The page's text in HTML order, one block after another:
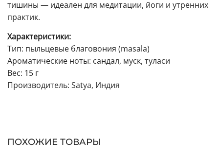
тишины — идеален для медитации, йоги и утренних
практик.
Характеристики:
Тип: пыльцевые благовония (masala)
Ароматические ноты: сандал, муск, туласи
Вес: 15 г
Производитель: Satya, Индия
ПОХОЖИЕ ТОВАРЫ